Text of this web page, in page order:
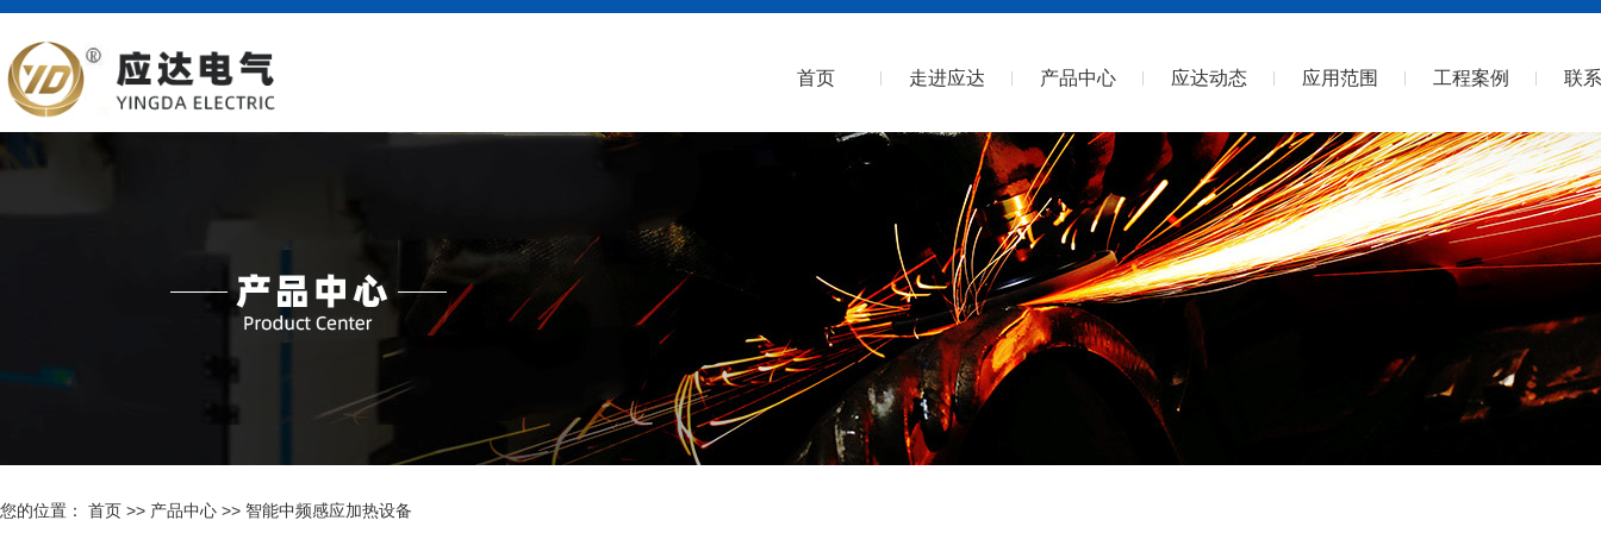
首页 走进应达 产品中心 应达动态 应用范围 工程案例 联
您的位置： 首页 >> 产品中心 >> 智能中频感应加热设备